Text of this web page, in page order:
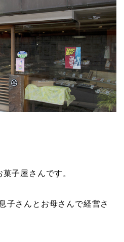
子屋さんです。
子さんとお母さんで経営さ